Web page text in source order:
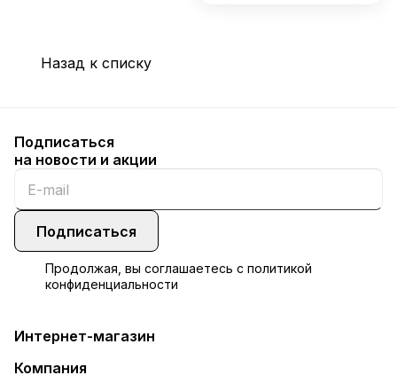
Назад к списку
Подписаться
на новости и акции
Подписаться
Продолжая, вы соглашаетесь с политикой
конфиденциальности
Интернет-магазин
Компания